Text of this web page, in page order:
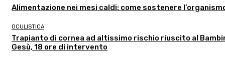
Alimentazione nei mesi caldi: come sostenere
OCULISTICA
Trapianto di cornea ad altissimo rischio riuscito al
Gesù, 18 ore di intervento